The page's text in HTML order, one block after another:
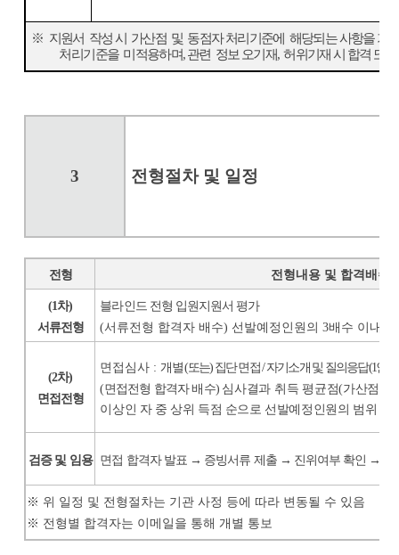
※ 지원서 작성 시 가산점 및 동점자 처리기준에 해당되는 사항을 기
처리기준을 미적용하며,관련 정보 오기재,허위기재 시 합격 또
3 전형절차 및 일정
전형 전형내용 및 합격배수
(1차)
서류전형
블라인드 전형 입원지원서 평가
(서류전형 합격자 배수) 선발예정인원의3배수 이내
(2차)
면접전형
면접심사 :개별(또는)집단 면접/자기소개 및 질의응답(1인
(면접전형 합격자 배수) 심사결과 취득 평균점(가산점 포
이상인 자 중 상위 득점 순으로 선발예정인원의 범위
검증 및 임용 면접 합격자 발표 → 증빙서류 제출 → 진위여부 확인 →
※ 위 일정 및 전형절차는 기관 사정 등에 따라 변동될 수 있음
※ 전형별 합격자는 이메일을 통해 개별 통보